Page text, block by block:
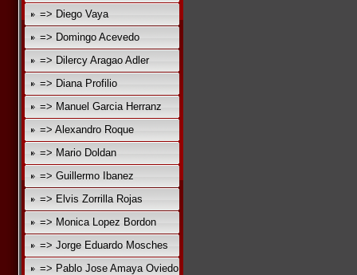
=> Diego Vaya
=> Domingo Acevedo
=> Dilercy Aragao Adler
=> Diana Profilio
=> Manuel Garcia Herranz
=> Alexandro Roque
=> Mario Doldan
=> Guillermo Ibanez
=> Elvis Zorrilla Rojas
=> Monica Lopez Bordon
=> Jorge Eduardo Mosches
=> Pablo Jose Amaya Oviedo